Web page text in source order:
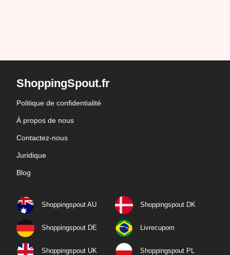
ShoppingSpout.fr
Politique de confidentialité
À propos de nous
Contactez-nous
Juridique
Blog
Shoppingspout AU Shoppingspout DK
Shoppingspout DE Livrecupom
Shoppingspout UK Shoppingspout PL